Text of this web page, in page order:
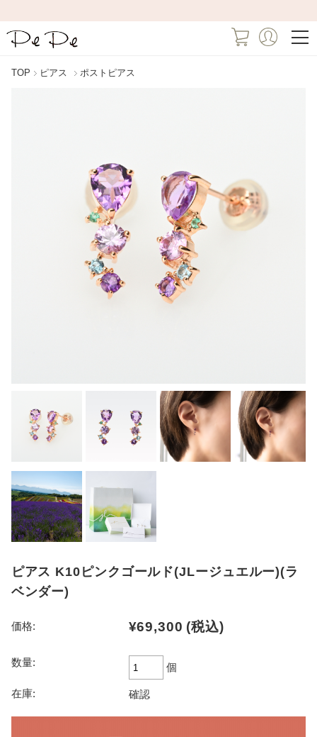
TOP ピアス ポストピアス
ピアス K10ピンクゴールド(JLージュエルー)(ラ
ベンダー)
価格: ¥69,300 (税込)
数量: 個
在庫: 確認